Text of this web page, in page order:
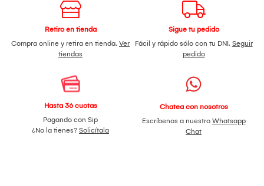
Retiro en tienda
Compra online y retira en tienda. Ver
tiendas
Sigue tu pedido
Fácil y rápido sólo con tu DNI. Seguir
pedido
Hasta 36 cuotas
Pagando con Sip
¿No la tienes? Solicítala
Chatea con nosotros
Escríbenos a nuestro Whatsapp
Chat